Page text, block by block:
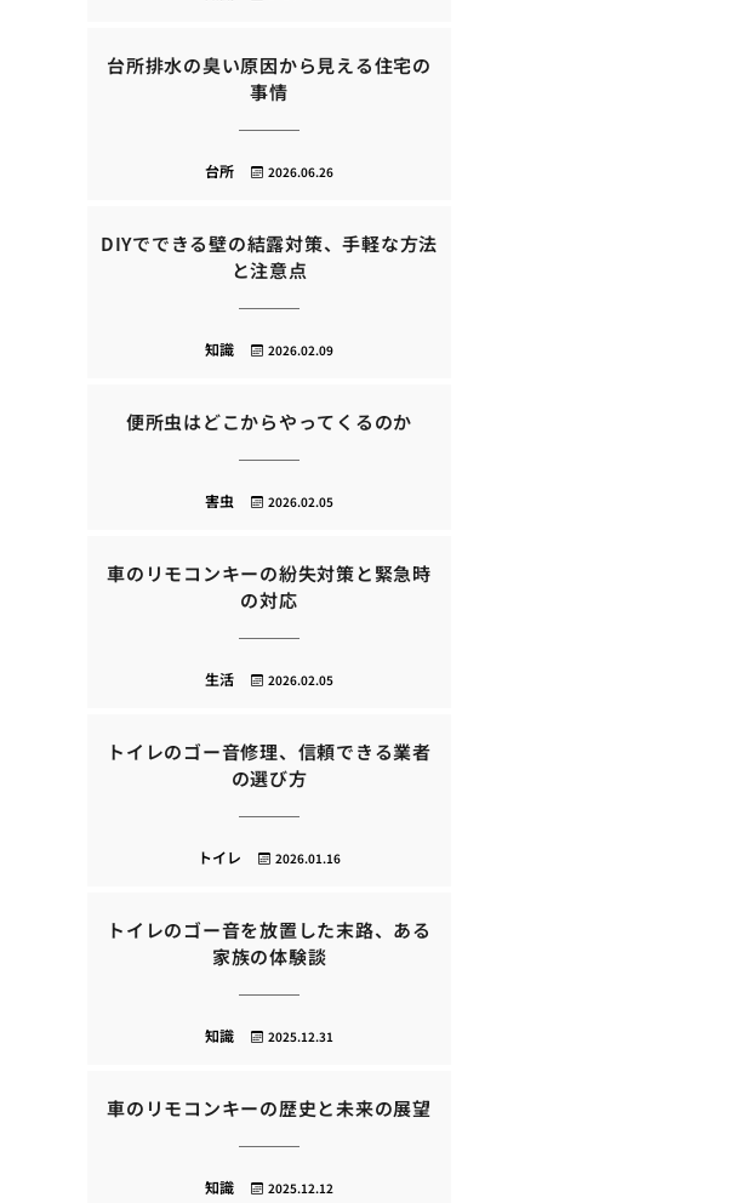
台所排水の臭い原因から見える住宅の
事情
2026.06.26
台所
DIYでできる壁の結露対策、手軽な方法
と注意点
2026.02.09
知識
便所虫はどこからやってくるのか
2026.02.05
害虫
車のリモコンキーの紛失対策と緊急時
の対応
2026.02.05
生活
トイレのゴー音修理、信頼できる業者
の選び方
2026.01.16
トイレ
トイレのゴー音を放置した末路、ある
家族の体験談
2025.12.31
知識
車のリモコンキーの歴史と未来の展望
2025.12.12
知識